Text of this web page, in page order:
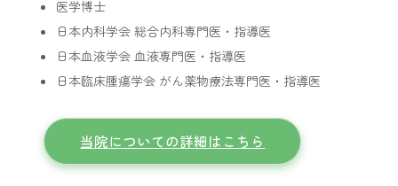
医学博士
日本内科学会 総合内科専門医・指導医
日本血液学会 血液専門医・指導医
日本臨床腫瘍学会 がん薬物療法専門医・指導医
当院についての詳細はこちら